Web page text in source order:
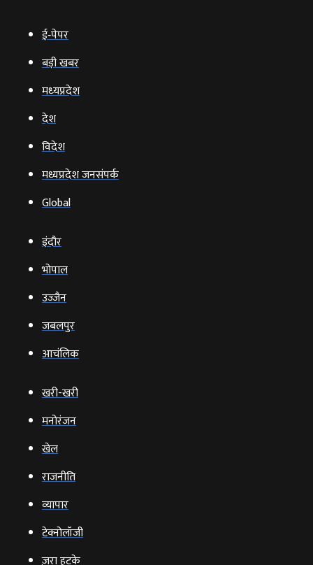
ई‑पेपर
बड़ी खबर
मध्‍यप्रदेश
देश
विदेश
मध्यप्रदेश जनसंपर्क
Global
इंदौर
भोपाल
उज्‍जैन
जबलपुर
आचंलिक
खरी-खरी
मनोरंजन
खेल
राजनीति
व्‍यापार
टेक्‍नोलॉजी
ज़रा हटके